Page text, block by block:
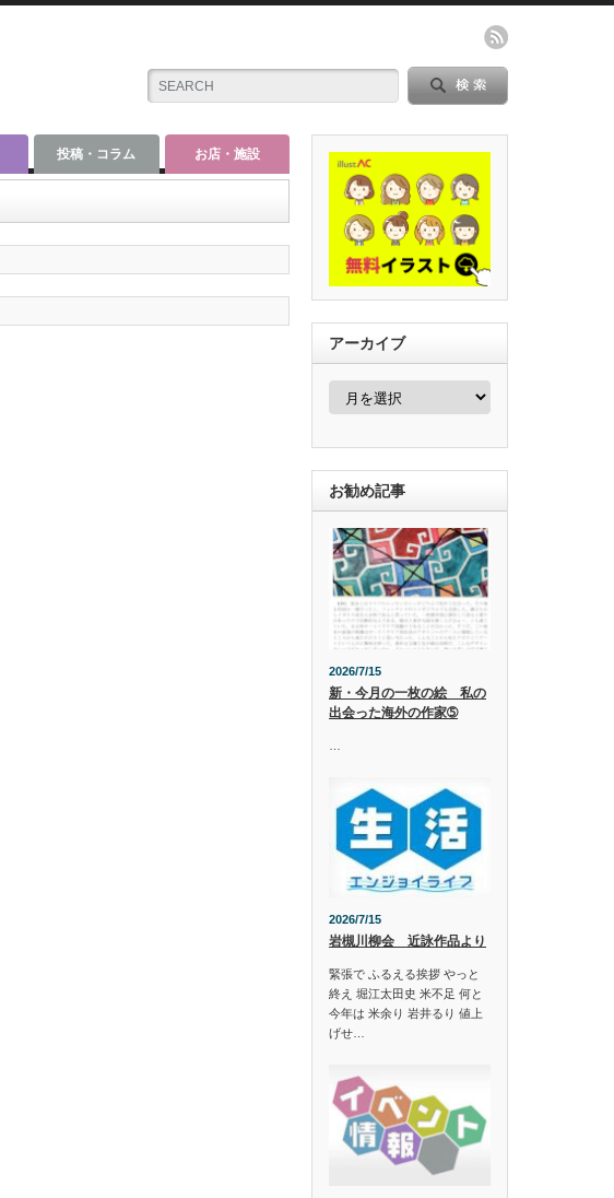
投稿・コラム お店・施設
アーカイブ
お勧め記事
2026/7/15
新・今月の一枚の絵 私の
出会った海外の作家➄
2026/7/15
岩槻川柳会 近詠作品より
緊張で ふるえる挨拶 やっと
終え 堀江太田史 米不足 何と
今年は 米余り 岩井るり 値上
げせ…